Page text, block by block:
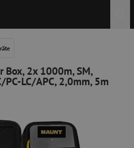
Box, 2x 1000m, SM,
PC-LC/APC, 2,0mm, 5m